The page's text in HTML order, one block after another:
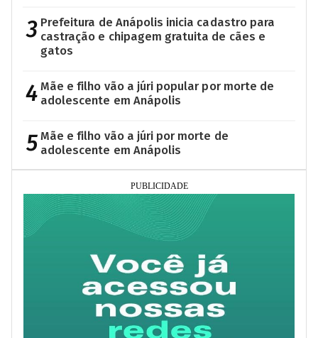
3 Prefeitura de Anápolis inicia cadastro para
castração e chipagem gratuita de cães e
gatos
4 Mãe e filho vão a júri popular por morte de
adolescente em Anápolis
5 Mãe e filho vão a júri por morte de
adolescente em Anápolis